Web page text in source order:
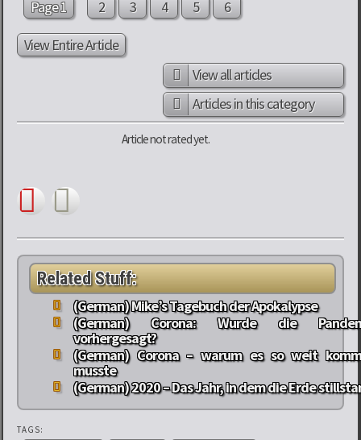
Page 1
2 3 4 5 6
View Entire Article
View all articles
Articles in this category
Article not rated yet.
Related Stuff:
(German) Mike’s Tagebuch der Apokalypse
(German) Corona: Wurde die
vorhergesagt?
(German) Corona – warum es so weit
musste
(German) 2020 – Das Jahr, in dem die Erde
TAGS: